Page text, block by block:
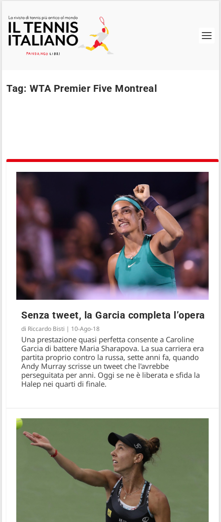
Tag: WTA Premier Five Montreal
Nella città magica della Comaneci,
Simona non delude
Senza tweet, la Garcia completa l’opera
di Riccardo Bisti | 10-Ago-18
Una prestazione quasi perfetta consente a Caroline
Garcia di battere Maria Sharapova. La sua carriera era
partita proprio contro la russa, sette anni fa, quando
Andy Murray scrisse un tweet che l'avrebbe
perseguitata per anni. Oggi se ne è liberata e sfida la
Halep nei quarti di finale.